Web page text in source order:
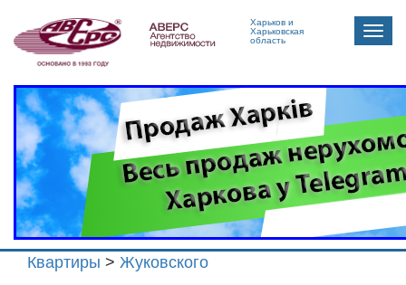
Харьков и
Харьковская
область
Toggle
Квартиры > Жуковского